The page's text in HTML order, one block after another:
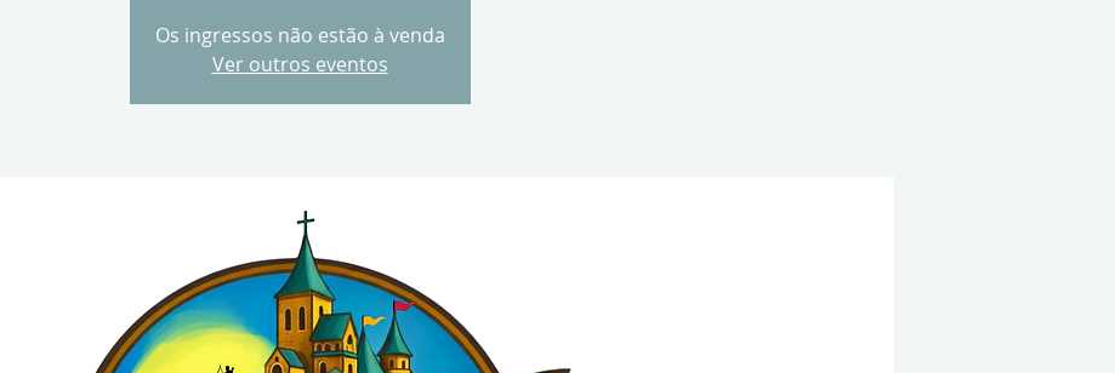
Os ingressos não estão à venda
Ver outros eventos